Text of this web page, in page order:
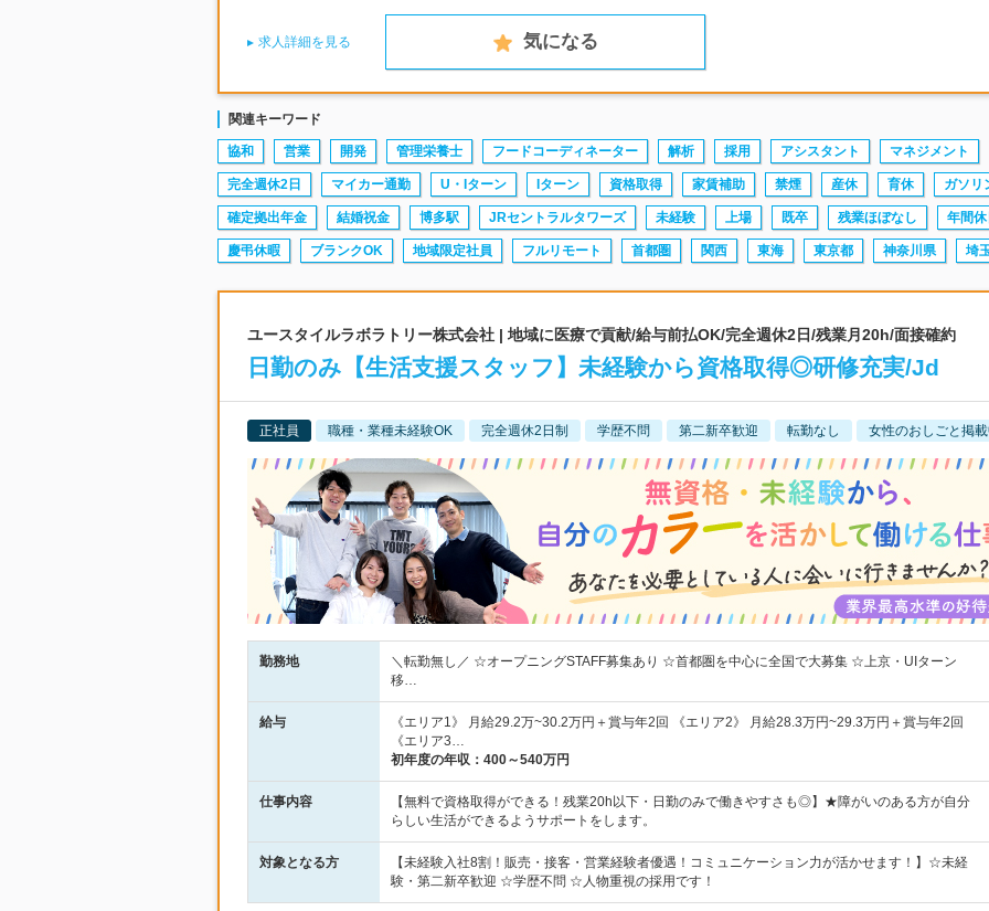
求人詳細を見る 気になる
関連キーワード
協和 営業 開発 管理栄養士 フードコーディネーター 解析 採用 アシスタント マネジメント
完全週休2日 マイカー通勤 U・Iターン Iターン 資格取得 家賃補助 禁煙 産休 育休 ガソリ
確定拠出年金 結婚祝金 博多駅 JRセントラルタワーズ 未経験 上場 既卒 残業ほぼなし 年間
慶弔休暇 ブランクOK 地域限定社員 フルリモート 首都圏 関西 東海 東京都 神奈川県 埼
ユースタイルラボラトリー株式会社 | 地域に医療で貢献/給与前払OK/完全週休2日/残業月20h/面接確約
日勤のみ【生活支援スタッフ】未経験から資格取得◎研修充実/Jd
正社員 職種・業種未経験OK 完全週休2日制 学歴不問 第二新卒歓迎 転勤なし 女性のおしごと掲
勤務地
＼転勤無し／ ☆オープニングSTAFF募集あり ☆首都圏を中心に全国で大募集 ☆上京・UIターン
移…
給与
《エリア1》 月給29.2万~30.2万円＋賞与年2回 《エリア2》 月給28.3万円~29.3万円＋賞与年2回
《エリア3…
初年度の年収： 400～540万円
仕事内容
【無料で資格取得ができる！残業20h以下・日勤のみで働きやすさも◎】★障がいのある方が自分
らしい生活ができるようサポートをします。
対象となる方
【未経験入社8割！販売・接客・営業経験者優遇！コミュニケーション力が活かせます！】☆未経
験・第二新卒歓迎 ☆学歴不問 ☆人物重視の採用です！